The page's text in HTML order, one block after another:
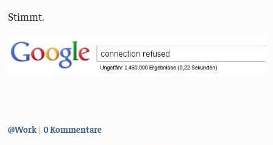
Stimmt.
Kategorien:
@Work 0 Kommentare